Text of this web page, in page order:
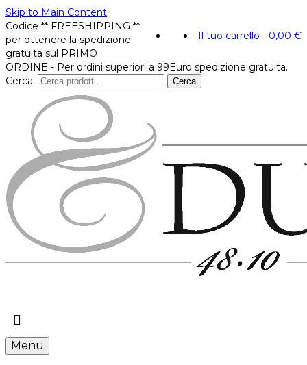
Skip to Main Content
Il tuo carrello - 0,00 €
Codice ** FREESHIPPING **
per ottenere la spedizione
gratuita sul PRIMO
ORDINE - Per ordini superiori a 99Euro spedizione gratuita.
Cerca:
Cerca
Menu